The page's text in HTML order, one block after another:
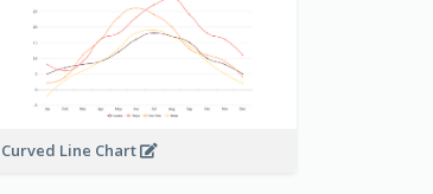
Curved Line Chart